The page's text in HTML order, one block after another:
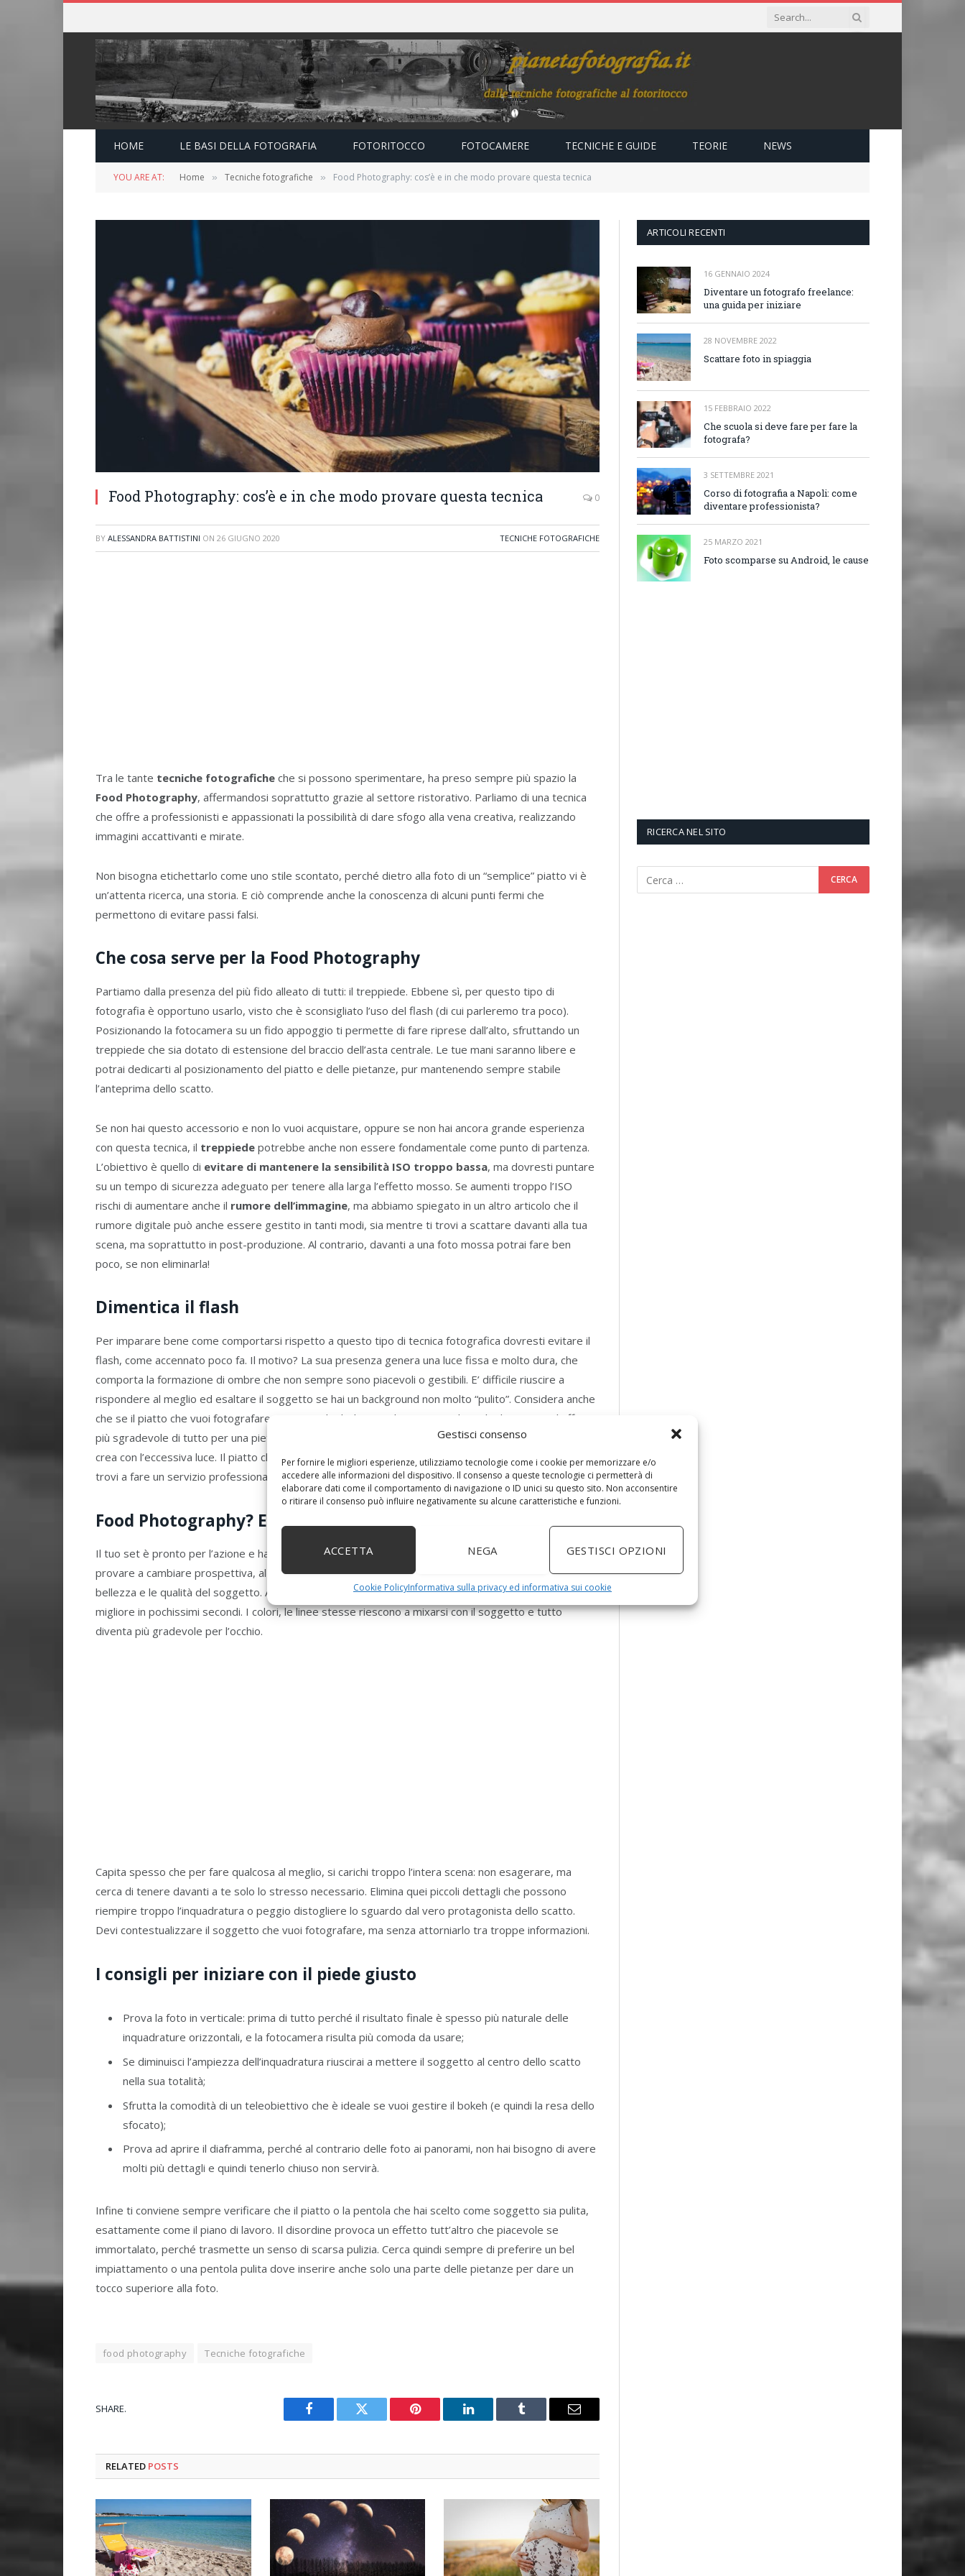
Gestisci consenso
Per fornire le migliori esperienze, utilizziamo tecnologie come i cookie per memorizzare e/o
accedere alle informazioni del dispositivo. Il consenso a queste tecnologie ci permetterà di
elaborare dati come il comportamento di navigazione o ID unici su questo sito. Non acconsentire
o ritirare il consenso può influire negativamente su alcune caratteristiche e funzioni.
ACCETTA NEGA GESTISCI OPZIONI
Cookie PolicyInformativa sulla privacy ed informativa sui cookie
HOME LE BASI DELLA FOTOGRAFIA FOTORITOCCO FOTOCAMERE TECNICHE E GUIDE TEORIE NEWS
YOU ARE AT: Home » Tecniche fotografiche » Food Photography: cos’è e in che modo provare questa tecnica
Food Photography: cos’è e in che modo provare questa tecnica 0
BY ALESSANDRA BATTISTINI ON 26 GIUGNO 2020 TECNICHE FOTOGRAFICHE
Tra le tante tecniche fotografiche che si possono sperimentare, ha preso sempre più spazio la
Food Photography, affermandosi soprattutto grazie al settore ristorativo. Parliamo di una tecnica
che offre a professionisti e appassionati la possibilità di dare sfogo alla vena creativa, realizzando
immagini accattivanti e mirate.
Non bisogna etichettarlo come uno stile scontato, perché dietro alla foto di un “semplice” piatto vi è
un’attenta ricerca, una storia. E ciò comprende anche la conoscenza di alcuni punti fermi che
permettono di evitare passi falsi.
Che cosa serve per la Food Photography
Partiamo dalla presenza del più fido alleato di tutti: il treppiede. Ebbene sì, per questo tipo di
fotografia è opportuno usarlo, visto che è sconsigliato l’uso del flash (di cui parleremo tra poco).
Posizionando la fotocamera su un fido appoggio ti permette di fare riprese dall’alto, sfruttando un
treppiede che sia dotato di estensione del braccio dell’asta centrale. Le tue mani saranno libere e
potrai dedicarti al posizionamento del piatto e delle pietanze, pur mantenendo sempre stabile
l’anteprima dello scatto.
Se non hai questo accessorio e non lo vuoi acquistare, oppure se non hai ancora grande esperienza
con questa tecnica, il treppiede potrebbe anche non essere fondamentale come punto di partenza.
L’obiettivo è quello di evitare di mantenere la sensibilità ISO troppo bassa, ma dovresti puntare
su un tempo di sicurezza adeguato per tenere alla larga l’effetto mosso. Se aumenti troppo l’ISO
rischi di aumentare anche il rumore dell’immagine, ma abbiamo spiegato in un altro articolo che il
rumore digitale può anche essere gestito in tanti modi, sia mentre ti trovi a scattare davanti alla tua
scena, ma soprattutto in post-produzione. Al contrario, davanti a una foto mossa potrai fare ben
poco, se non eliminarla!
Dimentica il flash
Per imparare bene come comportarsi rispetto a questo tipo di tecnica fotografica dovresti evitare il
flash, come accennato poco fa. Il motivo? La sua presenza genera una luce fissa e molto dura, che
comporta la formazione di ombre che non sempre sono piacevoli o gestibili. E’ difficile riuscire a
rispondere al meglio ed esaltare il soggetto se hai un background non molto “pulito”. Considera anche
che se il piatto che vuoi fotografare presenta degli alimenti che sono umidi, rischi di generare l’effetto
più sgradevole di tutto per una pietanza. Quale? Farlo sembrare grasso a causa dell’effetto che si
crea con l’eccessiva luce. Il piatto che fotografi deve incuriosire chi ammirerà la foto, soprattutto se ti
trovi a fare un servizio professionale.
Food Photography? E’ questione di prospettiva
Il tuo set è pronto per l’azione e hai già iniziato a scattare qualche foto? A questo punto dovresti
provare a cambiare prospettiva, al fine di trovare la soluzione migliore per mettere in mostra la
bellezza e le qualità del soggetto. A volte basta un piccolo cambio di sfondo per ottenere un risultato
migliore in pochissimi secondi. I colori, le linee stesse riescono a mixarsi con il soggetto e tutto
diventa più gradevole per l’occhio.
Capita spesso che per fare qualcosa al meglio, si carichi troppo l’intera scena: non esagerare, ma
cerca di tenere davanti a te solo lo stresso necessario. Elimina quei piccoli dettagli che possono
riempire troppo l’inquadratura o peggio distogliere lo sguardo dal vero protagonista dello scatto.
Devi contestualizzare il soggetto che vuoi fotografare, ma senza attorniarlo tra troppe informazioni.
I consigli per iniziare con il piede giusto
Prova la foto in verticale: prima di tutto perché il risultato finale è spesso più naturale delle
inquadrature orizzontali, e la fotocamera risulta più comoda da usare;
Se diminuisci l’ampiezza dell’inquadratura riuscirai a mettere il soggetto al centro dello scatto
nella sua totalità;
Sfrutta la comodità di un teleobiettivo che è ideale se vuoi gestire il bokeh (e quindi la resa dello
sfocato);
Prova ad aprire il diaframma, perché al contrario delle foto ai panorami, non hai bisogno di avere
molti più dettagli e quindi tenerlo chiuso non servirà.
Infine ti conviene sempre verificare che il piatto o la pentola che hai scelto come soggetto sia pulita,
esattamente come il piano di lavoro. Il disordine provoca un effetto tutt’altro che piacevole se
immortalato, perché trasmette un senso di scarsa pulizia. Cerca quindi sempre di preferire un bel
impiattamento o una pentola pulita dove inserire anche solo una parte delle pietanze per dare un
tocco superiore alla foto.
food photography Tecniche fotografiche
SHARE.
Facebook Twitter Pinterest LinkedIn Tumblr Email
RELATED POSTS
ARTICOLI RECENTI
16 GENNAIO 2024
Diventare un fotografo freelance:
una guida per iniziare
28 NOVEMBRE 2022
Scattare foto in spiaggia
15 FEBBRAIO 2022
Che scuola si deve fare per fare la
fotografa?
3 SETTEMBRE 2021
Corso di fotografia a Napoli: come
diventare professionista?
25 MARZO 2021
Foto scomparse su Android, le cause
RICERCA NEL SITO